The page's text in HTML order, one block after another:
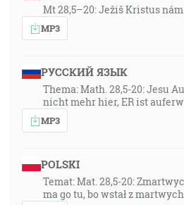
Mt 28,5–20: Ježiš Kristus
MP3
РУССКИЙ ЯЗЫК
Thema: Math. 28,5-20: Jesu
nicht mehr hier, ER ist
MP3
POLSKI
Temat: Mat. 28,5-20:
ma go tu, bo wstał z